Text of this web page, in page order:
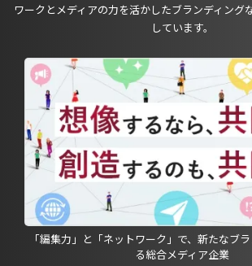
ワークとメディアの力を活かしたブランディング
しています。
「編集力」と「ネットワーク」で、新たなブ
る総合メディア企業